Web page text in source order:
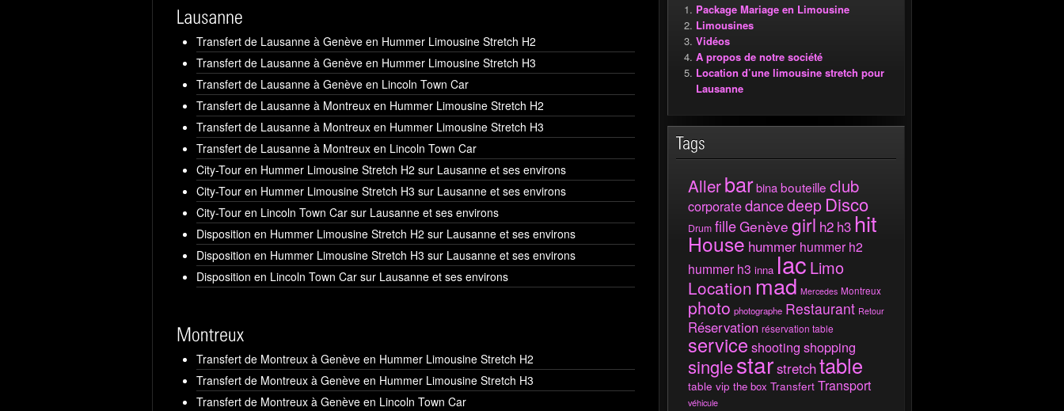
Transfert de Lausanne à Genève en Hummer Limousine Stretch H2
Transfert de Lausanne à Genève en Hummer Limousine Stretch H3
Transfert de Lausanne à Genève en Lincoln Town Car
Transfert de Lausanne à Montreux en Hummer Limousine Stretch H2
Transfert de Lausanne à Montreux en Hummer Limousine Stretch H3
Transfert de Lausanne à Montreux en Lincoln Town Car
City-Tour en Hummer Limousine Stretch H2 sur Lausanne et ses environs
City-Tour en Hummer Limousine Stretch H3 sur Lausanne et ses environs
City-Tour en Lincoln Town Car sur Lausanne et ses environs
Disposition en Hummer Limousine Stretch H2 sur Lausanne et ses environs
Disposition en Hummer Limousine Stretch H3 sur Lausanne et ses environs
Disposition en Lincoln Town Car sur Lausanne et ses environs
Transfert de Montreux à Genève en Hummer Limousine Stretch H2
Transfert de Montreux à Genève en Hummer Limousine Stretch H3
Transfert de Montreux à Genève en Lincoln Town Car
Package Mariage en Limousine
Limousines
Vidéos
A propos de notre société
Location d’une limousine stretch pour
Lausanne
Allerbarbinabouteille club
corporatedancedeep Disco
Drum filleGenève girl h2 h3 hit
House hummer hummer h2
hummer h3 inna lac Limo
Location mad Mercedes Montreux
photo photographe Restaurant Retour
Réservation réservation table
service shooting shopping
singlestarstretchtable
table vip the box Transfert Transport
véhicule